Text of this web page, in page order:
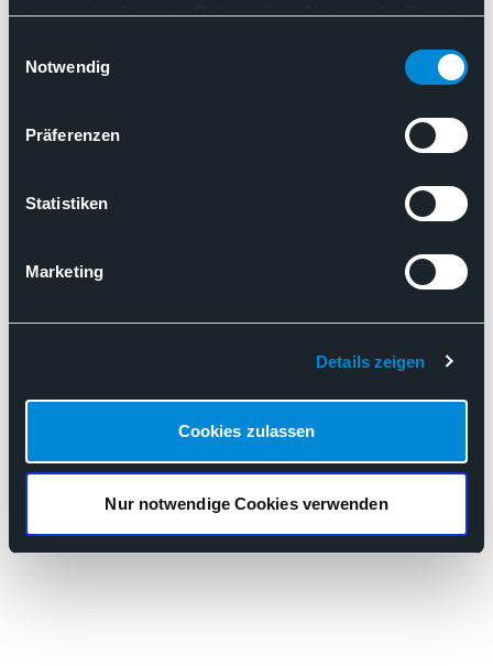
haben oder die sie im Rahmen Ihrer Nutzung der Dienste
Cookies, wenn Sie unsere Webseite weiterhin nutzen.
Notwendig
Präferenzen
Statistiken
Marketing
Details zeigen
Cookies zulassen
Nur notwendige Cookies verwenden
14.05.2024
Kurzsichtig und gefährlich für die
Versorgung: Selbstverwaltung setzt
onkologische Diagnostik aufs Spiel
Pressemitteilung
Selbstverwaltung setzt onkologische Diagnostik aufs Spiel